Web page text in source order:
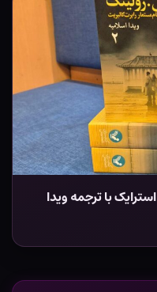
با ترجمه ویدا